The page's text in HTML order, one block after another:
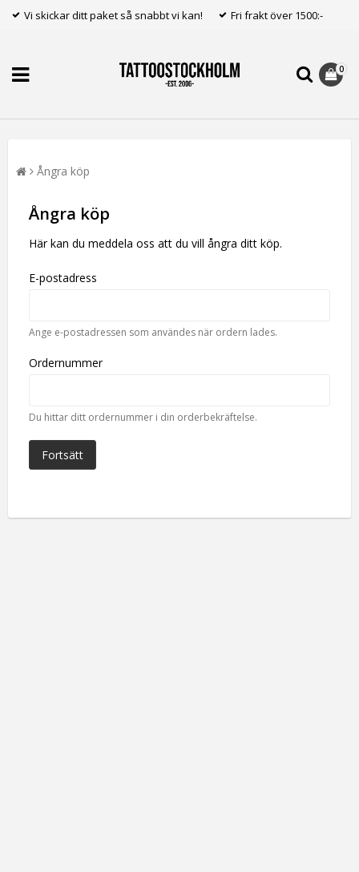
Vi skickar ditt paket så snabbt vi kan! Fri frakt över 1500:-
0
Ångra köp
Ångra köp
Här kan du meddela oss att du vill ångra ditt köp.
E-postadress
Ange e-postadressen som användes när ordern lades.
Ordernummer
Du hittar ditt ordernummer i din orderbekräftelse.
Fortsätt